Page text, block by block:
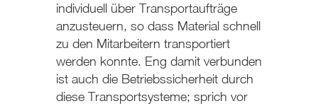
individuell über Transportaufträge
anzusteuern, so dass Material schnell
zu den Mitarbeitern transportiert
werden konnte. Eng damit verbunden
ist auch die Betriebssicherheit durch
diese Transportsysteme; sprich vor